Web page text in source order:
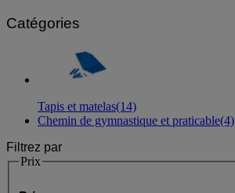
Catégories
Tapis et matelas(14)
Chemin de gymnastique et praticable(4)
Filtrez par
Prix